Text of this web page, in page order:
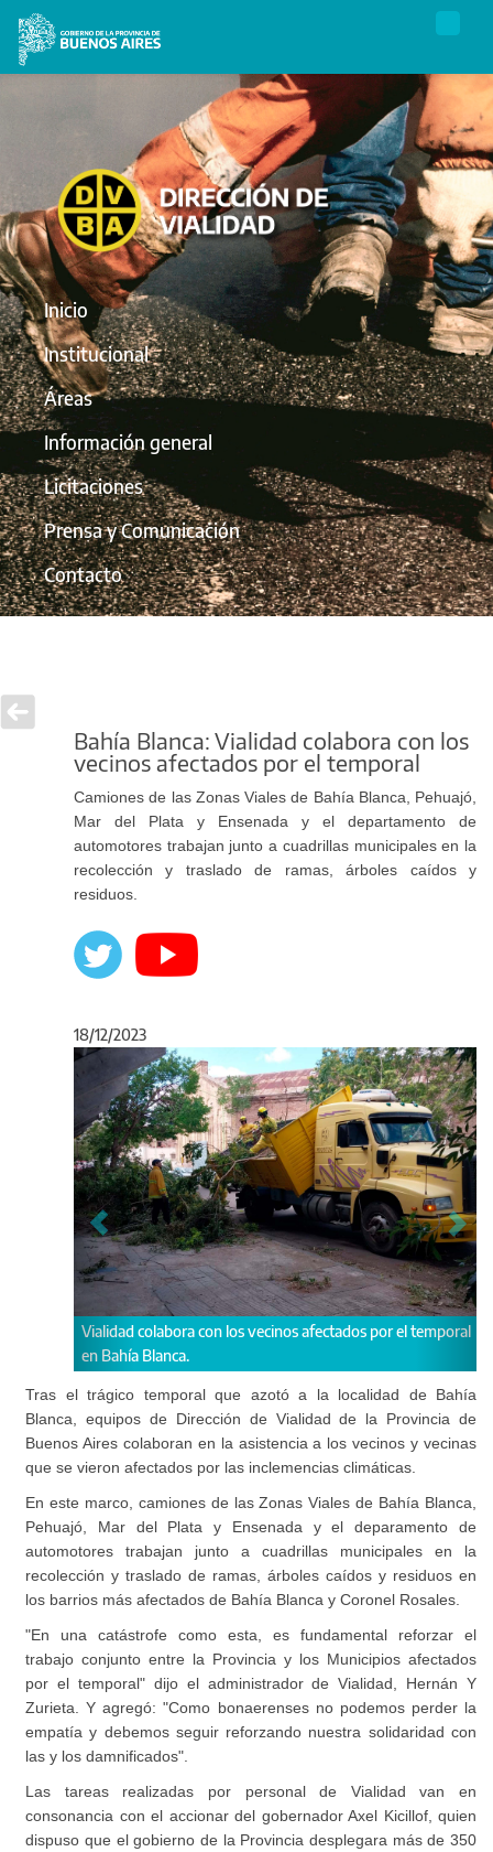
Inicio
Institucional
Áreas
Información general
Licitaciones
Prensa y Comunicación
Contacto
Bahía Blanca: Vialidad colabora con los
vecinos afectados por el temporal
Camiones de las Zonas Viales de Bahía Blanca, Pehuajó,
Mar del Plata y Ensenada y el departamento de
automotores trabajan junto a cuadrillas municipales en la
recolección y traslado de ramas, árboles caídos y
residuos.
18/12/2023
Vialidad colabora con los vecinos afectados por el temporal
en Bahía Blanca.
Anterior
Tras el trágico temporal que azotó a la localidad de Bahía
Blanca, equipos de Dirección de Vialidad de la Provincia de
Buenos Aires colaboran en la asistencia a los vecinos y vecinas
que se vieron afectados por las inclemencias climáticas.
En este marco, camiones de las Zonas Viales de Bahía Blanca,
Pehuajó, Mar del Plata y Ensenada y el deparamento de
automotores trabajan junto a cuadrillas municipales en la
recolección y traslado de ramas, árboles caídos y residuos en
los barrios más afectados de Bahía Blanca y Coronel Rosales.
"En una catástrofe como esta, es fundamental reforzar el
trabajo conjunto entre la Provincia y los Municipios afectados
por el temporal" dijo el administrador de Vialidad, Hernán Y
Zurieta. Y agregó: "Como bonaerenses no podemos perder la
empatía y debemos seguir reforzando nuestra solidaridad con
las y los damnificados".
Las tareas realizadas por personal de Vialidad van en
consonancia con el accionar del gobernador Axel Kicillof, quien
dispuso que el gobierno de la Provincia desplegara más de 350